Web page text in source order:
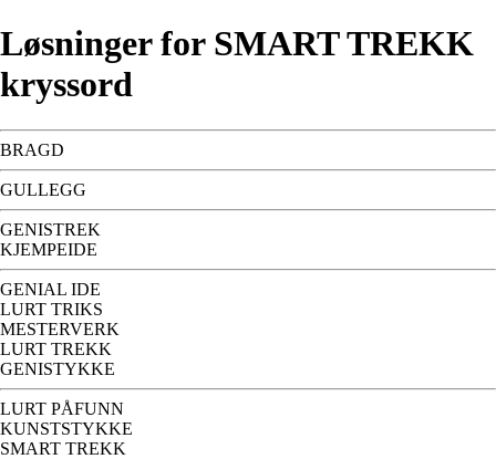
Løsninger for SMART TREKK
kryssord
BRAGD
GULLEGG
GENISTREK
KJEMPEIDE
GENIAL IDE
LURT TRIKS
MESTERVERK
LURT TREKK
GENISTYKKE
LURT PÅFUNN
KUNSTSTYKKE
SMART TREKK